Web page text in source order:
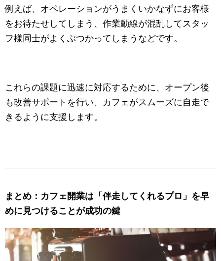
例えば、オペレーションがうまくいかなずにお客様
をお待たせしてしまう、作業動線が混乱してスタッ
フ様同士がよくぶつかってしまうなどです。
これらの課題に迅速に対応するために、オープン後
も改善サポートを行い、カフェがスムーズに自走で
きるように支援します。
まとめ：カフェ開業は「伴走してくれるプロ」を早
めに見つけることが成功の鍵